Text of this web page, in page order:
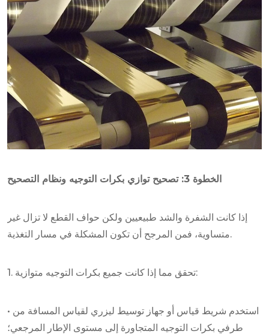
الخطوة 3: تصحيح توازي بكرات التوجيه ونظام التصحيح
إذا كانت الشفرة والشد طبيعيين ولكن حواف القطع لا تزال غير
متساوية، فمن المرجح أن تكون المشكلة في مسار التغذية.
1. تحقق مما إذا كانت جميع بكرات التوجيه متوازية:
• استخدم شريط قياس أو جهاز توسيط ليزري لقياس المسافة من
طرفي بكرات التوجيه المتجاورة إلى مستوى الإطار المرجعي؛